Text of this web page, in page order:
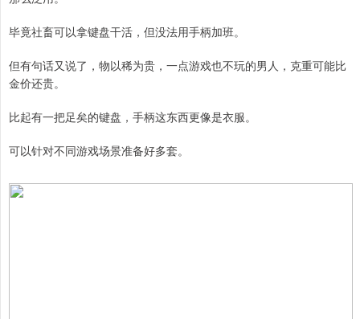
毕竟社畜可以拿键盘干活，但没法用手柄加班。
但有句话又说了，物以稀为贵，一点游戏也不玩的男人，克重可能比
金价还贵。
比起有一把足矣的键盘，手柄这东西更像是衣服。
可以针对不同游戏场景准备好多套。